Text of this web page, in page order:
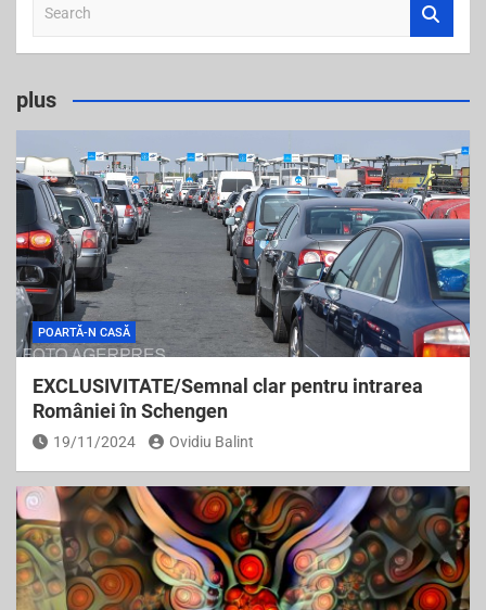
a
c
plus
POARTĂ-N CASĂ
EXCLUSIVITATE/Semnal clar pentru intrarea
României în Schengen
19/11/2024 Ovidiu Balint